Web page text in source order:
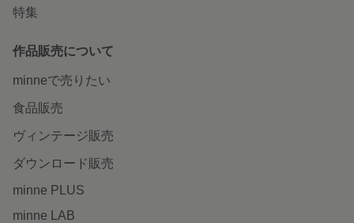
特集
作品販売について
minneで売りたい
食品販売
ヴィンテージ販売
ダウンロード販売
minne PLUS
minne LAB